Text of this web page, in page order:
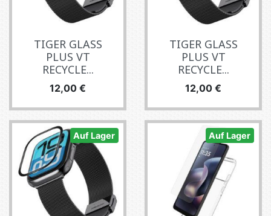
TIGER GLASS
PLUS VT
RECYCLE...
Preis
12,00 €
TIGER GLASS
PLUS VT
RECYCLE...
Preis
12,00 €
Auf Lager Auf Lager